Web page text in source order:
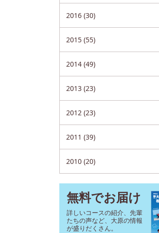
2016 (30)
2015 (55)
2014 (49)
2013 (23)
2012 (23)
2011 (39)
2010 (20)
無料でお届け
詳しいコースの紹介、先輩
たちの声など、大原の情報
が盛りだくさん。